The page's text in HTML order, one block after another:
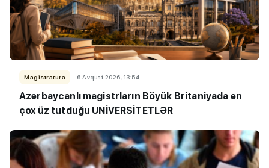
Magistratura 6 Avqust 2026, 13:54
Azərbaycanlı magistrların Böyük Britaniyada ən
çox üz tutduğu UNİVERSİTETLƏR